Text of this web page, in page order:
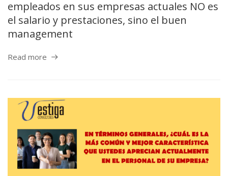
empleados en sus empresas actuales NO es
el salario y prestaciones, sino el buen
management
Read more